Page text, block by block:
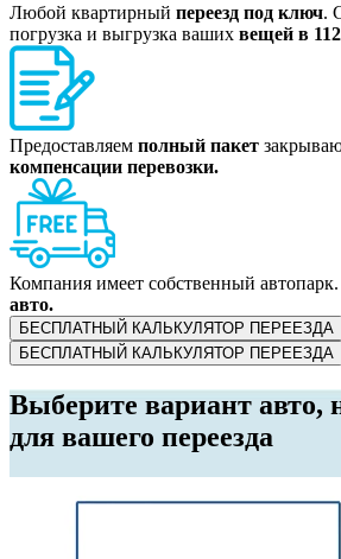
Любой квартирный переезд под ключ.
погрузка и выгрузка ваших вещей в
Предоставляем полный пакет
компенсации перевозки.
Компания имеет собственный автопарк.
авто.
БЕСПЛАТНЫЙ КАЛЬКУЛЯТОР ПЕРЕЕЗДА
БЕСПЛАТНЫЙ КАЛЬКУЛЯТОР ПЕРЕЕЗДА
Выберите вариант авто,
для вашего переезда